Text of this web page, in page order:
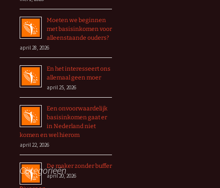
Moeten we beginnen
met basisinkomen voor
alleenstaande ouders?
april 28, 2026
En het interesseert ons
allemaal geen moer
april 25, 2026
Een onvoorwaardelijk
basisinkomen gaat er
in Nederland niet
komen en wel hierom
april 22, 2026
De maker zonder buffer
april 20, 2026
Categorieën